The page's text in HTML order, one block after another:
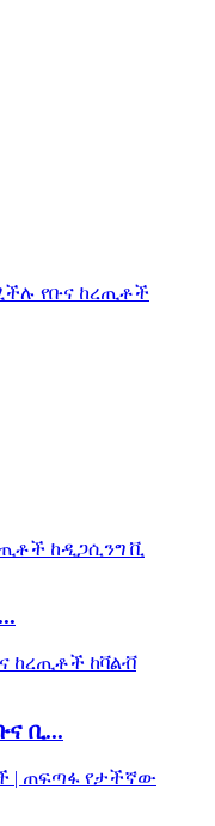
የቡና ከረጢቶች
ቢ...